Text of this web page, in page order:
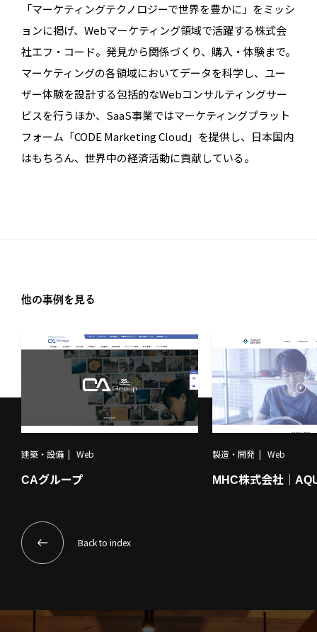
「マーケティングテクノロジーで世界を豊かに」をミッシ
ョンに掲げ、Webマーケティング領域で活躍する株式会
社エフ・コード。発見から関係づくり、購入・体験まで。
マーケティングの各領域においてデータを科学し、ユー
ザー体験を設計する包括的なWebコンサルティングサー
ビスを行うほか、SaaS事業ではマーケティングプラット
フォーム「CODE Marketing Cloud」を提供し、日本国内
はもちろん、世界中の経済活動に貢献している。
他の事例を見る
建築・設備 Web
CAグループ
製造・開発 Web
MHC株式会社｜
Back to index